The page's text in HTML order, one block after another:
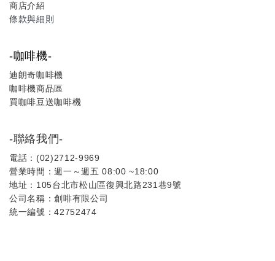
商店介紹
條款與細則
-咖啡機-
迪朗奇咖啡機
咖啡機商品區
買咖啡豆送咖啡機
-聯絡我們-
電話：(02)2712-9969
營業時間：週一～週五 08:00 ~18:00
地址：105台北市松山區復興北路231巷9號
公司名稱：創啡有限公司
統一編號：42752474